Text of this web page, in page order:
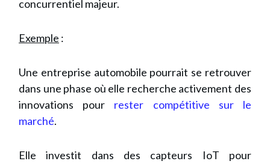
concurrentiel majeur.
Exemple :
Une entreprise automobile pourrait se retrouver
dans une phase où elle recherche activement des
innovations pour rester compétitive sur le
marché.
Elle investit dans des capteurs IoT pour